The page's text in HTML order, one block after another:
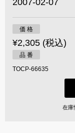
2007-02-07
価 格
¥2,305 (税込)
品 番
TOCP-66635
在庫